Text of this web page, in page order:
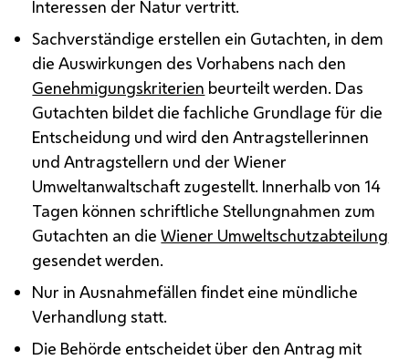
Interessen der Natur vertritt.
Sachverständige erstellen ein Gutachten, in dem
die Auswirkungen des Vorhabens nach den
Genehmigungskriterien beurteilt werden. Das
Gutachten bildet die fachliche Grundlage für die
Entscheidung und wird den Antragstellerinnen
und Antragstellern und der Wiener
Umweltanwaltschaft zugestellt. Innerhalb von 14
Tagen können schriftliche Stellungnahmen zum
Gutachten an dieWiener Umweltschutzabteilung
gesendet werden.
Nur in Ausnahmefällen findet eine mündliche
Verhandlung statt.
Die Behörde entscheidet über den Antrag mit